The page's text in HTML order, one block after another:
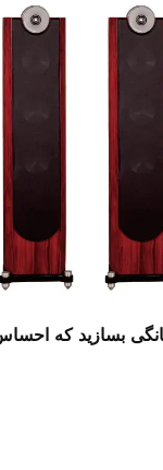
بسازید که